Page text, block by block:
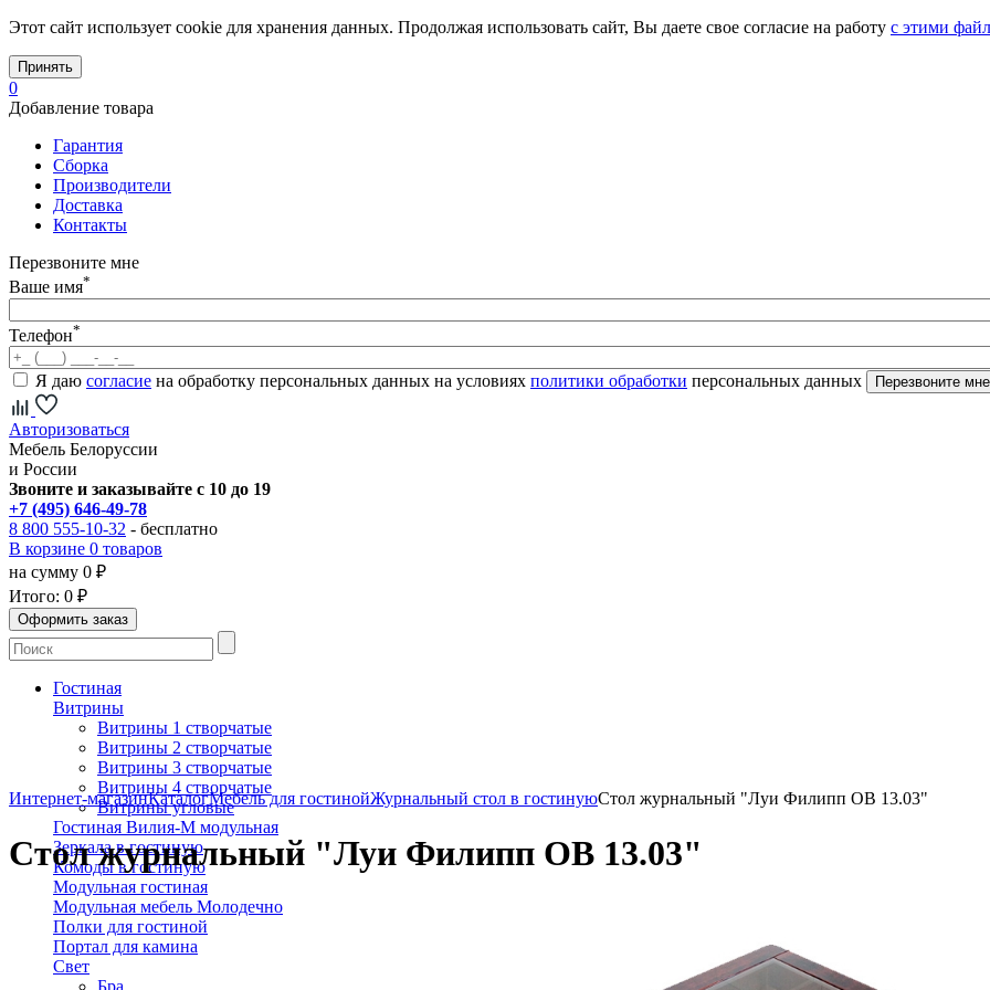
Этот сайт использует cookie для хранения данных. Продолжая использовать сайт, Вы даете свое согласие на работу с этими
Принять
0
Добавление товара
Гарантия
Сборка
Производители
Доставка
Контакты
Перезвоните мне
Ваше имя*
Телефон*
Я даю согласие на обработку персональных данных на условиях политики обработки персональных данных
Авторизоваться
Мебель Белоруссии
и России
Звоните и заказывайте с 10 до 19
+7 (495) 646-49-78
8 800 555-10-32 - бесплатно
В корзине 0 товаров
на сумму 0 ₽
Итого: 0 ₽
Гостиная
Витрины
Витрины 1 створчатые
Витрины 2 створчатые
Витрины 3 створчатые
Витрины 4 створчатые
Витрины угловые
Гостиная Вилия-М модульная
Зеркала в гостиную
Комоды в гостиную
Модульная гостиная
Модульная мебель Молодечно
Полки для гостиной
Портал для камина
Свет
Интернет-магазинКаталогМебель для гостинойЖурнальный стол в гостинуюСтол журнальный "Луи Филипп ОВ 13.03"
Стол журнальный "Луи Филипп ОВ 13.03"